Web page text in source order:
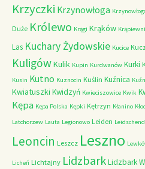
Krzyczki Krzynowłoga
Duże Królewo Krągi Krąków
Las Kuchary Żydowskie Kucice
KuligówKulik Kupin Kurdwanów Kurki
Kusin Kutno Kuznocin Kuślin Kuźnica
Kwiatuszki Kwidzyń Kwieciszowice Kwik
Kępa Kępa Polska Kępki Kętrzyn Kłanino
Latchorzew Lauta Legionowo Leiden
Leoncin Leszcz Leszno
Licheń Lichtajny LidzbarkLidzbark